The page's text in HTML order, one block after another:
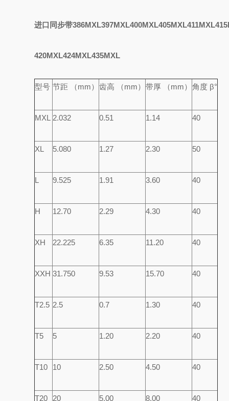
进口同步带
420MXL424MXL435MXL
型号 节距 （mm） 齿高 （mm） 带厚 （mm） 角度 β°
MXL 2.032 0.51 1.14 40
XL 5.080 1.27 2.30 50
L 9.525 1.91 3.60 40
H 12.70 2.29 4.30 40
XH 22.225 6.35 11.20 40
XXH 31.750 9.53 15.70 40
T2.5 2.5 0.7 1.30 40
T5 5 1.20 2.20 40
T10 10 2.50 4.50 40
T20 20 5.00 8.00 40